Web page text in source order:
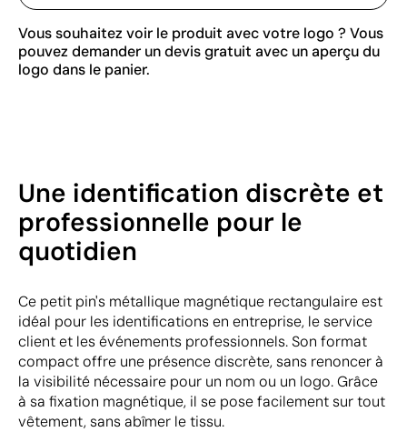
Vous souhaitez voir le produit avec votre logo ? Vous
pouvez demander un devis gratuit avec un aperçu du
logo dans le panier.
Une identification discrète et
professionnelle pour le
quotidien
Ce petit pin's métallique magnétique rectangulaire est
idéal pour les identifications en entreprise, le service
client et les événements professionnels. Son format
compact offre une présence discrète, sans renoncer à
la visibilité nécessaire pour un nom ou un logo. Grâce
à sa fixation magnétique, il se pose facilement sur tout
vêtement, sans abîmer le tissu.